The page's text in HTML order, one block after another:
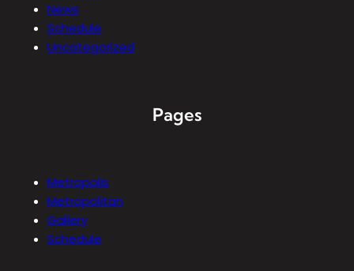
News
Schedule
Uncategorized
Pages
Metropolis
Metropolitan
Gallery
Schedule